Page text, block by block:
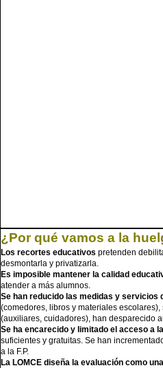
¿Por qué vamos a la
Los recortes educativos pretenden
desmontarla y privatizarla.
Es imposible mantener la calidad
atender a más alumnos.
Se han reducido las medidas y servicios
(comedores, libros y materiales
(auxiliares, cuidadores), han desparecido
Se ha encarecido y limitado el acceso a
suficientes y gratuitas. Se han
a la F.P.
La LOMCE diseña la evaluación como